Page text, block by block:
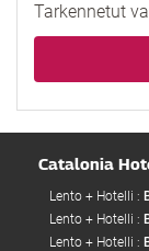
Tarkennetut
Catalonia
Lento + Hotelli :
Lento + Hotelli :
Lento + Hotelli :